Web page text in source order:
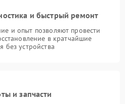
и быстрый ремонт
и опыт позволяют провести
в кратчайшие
без устройства
и запчасти